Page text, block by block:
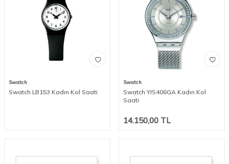
Swatch
Swatch LB153 Kadın Kol Saati
Swatch
Swatch YIS406GA Kadın Kol
Saati
14.150,00 TL